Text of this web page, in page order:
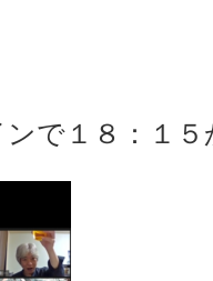
で１８：１５